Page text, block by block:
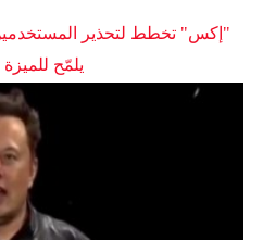
"إكس" تخطط لتحذير
يلمّح للميزة